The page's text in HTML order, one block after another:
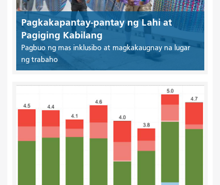
Pagkakapantay-pantay ng Lahi at
Pagiging Kabilang
Pagbuo ng mas inklusibo at magkakaugnay na lugar
ng trabaho